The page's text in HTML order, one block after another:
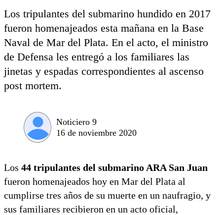
Los tripulantes del submarino hundido en 2017
fueron homenajeados esta mañana en la Base
Naval de Mar del Plata. En el acto, el ministro
de Defensa les entregó a los familiares las
jinetas y espadas correspondientes al ascenso
post mortem.
Noticiero 9
16 de noviembre 2020
Los 44 tripulantes del submarino ARA San Juan
fueron homenajeados hoy en Mar del Plata al
cumplirse tres años de su muerte en un naufragio, y
sus familiares recibieron en un acto oficial,